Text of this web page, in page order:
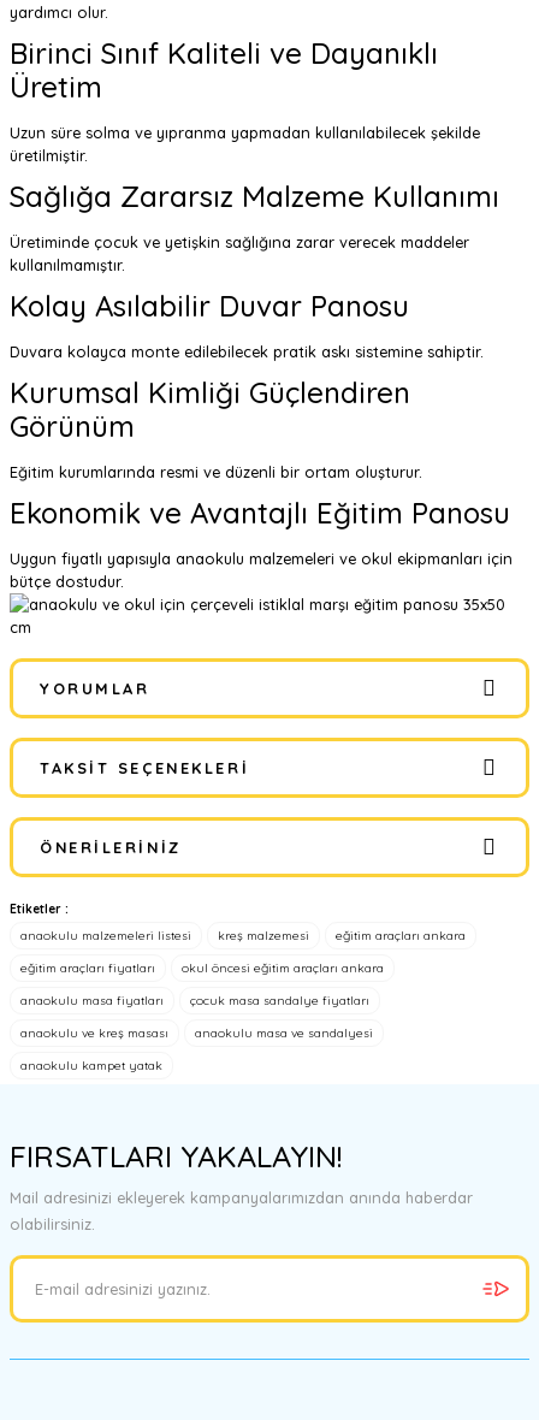
yardımcı olur.
Birinci Sınıf Kaliteli ve Dayanıklı
Üretim
Uzun süre solma ve yıpranma yapmadan kullanılabilecek şekilde
üretilmiştir.
Sağlığa Zararsız Malzeme Kullanımı
Üretiminde çocuk ve yetişkin sağlığına zarar verecek maddeler
kullanılmamıştır.
Kolay Asılabilir Duvar Panosu
Duvara kolayca monte edilebilecek pratik askı sistemine sahiptir.
Kurumsal Kimliği Güçlendiren
Görünüm
Eğitim kurumlarında resmi ve düzenli bir ortam oluşturur.
Ekonomik ve Avantajlı Eğitim Panosu
Uygun fiyatlı yapısıyla anaokulu malzemeleri ve okul ekipmanları için
bütçe dostudur.
YORUMLAR
Bu ürüne ilk yorumu siz yapın!
Yorum Yaz
TAKSIT SEÇENEKLERI
ÖNERILERINIZ
Bu ürünün fiyat bilgisi, resim, ürün açıklamalarında ve diğer
konularda yetersiz gördüğünüz noktaları öneri formunu kullanarak
tarafımıza iletebilirsiniz.
Ürün fiyatı diğer sitelerden daha pahalı.
Etiketler :
anaokulu malzemeleri listesi
kreş malzemesi eğitim araçları ankara
eğitim araçları fiyatları okul öncesi eğitim araçları ankara
anaokulu masa fiyatları çocuk masa sandalye fiyatları
anaokulu ve kreş masası anaokulu masa ve sandalyesi
anaokulu kampet yatak
FIRSATLARI YAKALAYIN!
Mail adresinizi ekleyerek kampanyalarımızdan anında haberdar
olabilirsiniz.